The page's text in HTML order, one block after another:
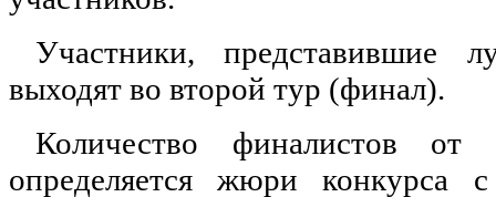
Участники, представившие
выходят во второй тур (финал).
Количество финалистов от
определяется жюри конкурса